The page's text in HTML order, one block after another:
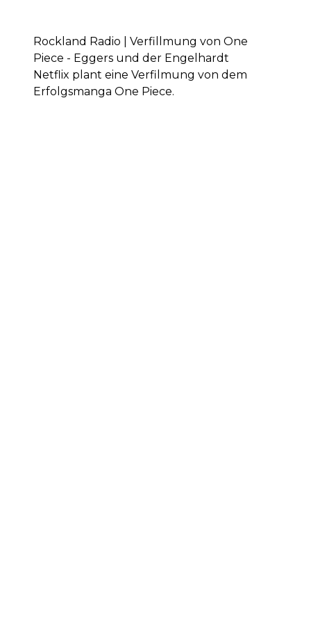
Rockland Radio | Verfillmung von One
Piece - Eggers und der Engelhardt
Netflix plant eine Verfilmung von dem
Erfolgsmanga One Piece.